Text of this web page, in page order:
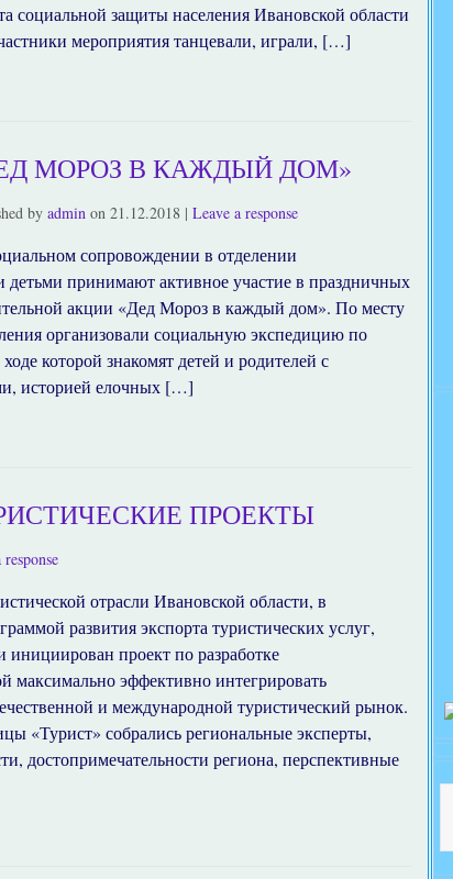
социальной защиты населения Ивановской области
мероприятия танцевали, играли, […]
МОРОЗ В КАЖДЫЙ ДОМ»
by admin on 21.12.2018| Leave a response
сопровождении в отделении
детьми принимают активное участие в праздничных
акции «Дед Мороз в каждый дом». По месту
организовали социальную экспедицию по
которой знакомят детей и родителей с
историей елочных […]
ПРОЕКТЫ
отрасли Ивановской области, в
развития экспорта туристических услуг,
проект по разработке
максимально эффективно интегрировать
и международной туристический рынок.
«Турист» собрались региональные эксперты,
достопримечательности региона, перспективные